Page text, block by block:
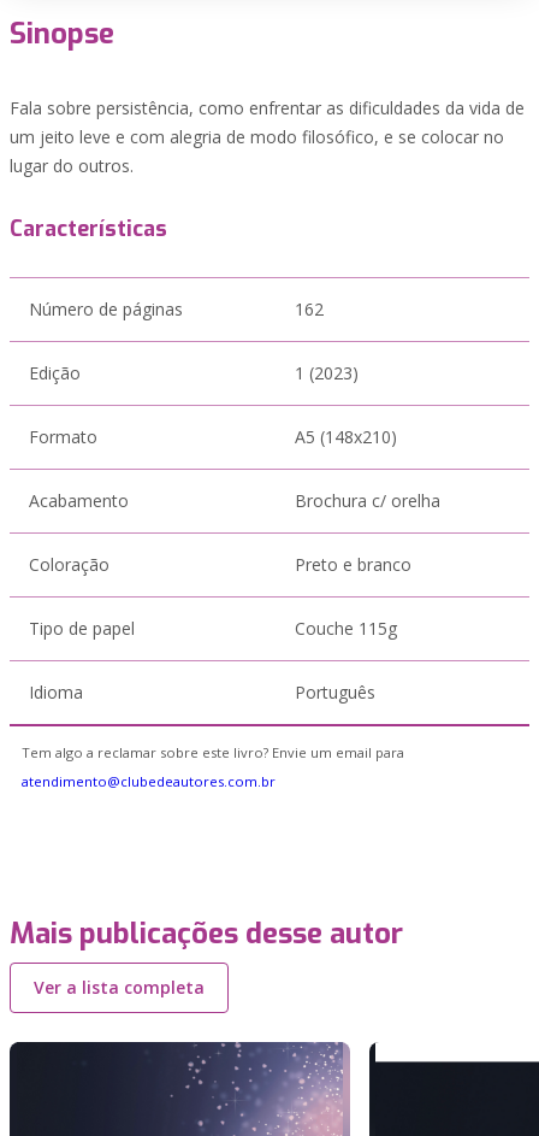
Sinopse
Fala sobre persistência, como enfrentar as dificuldades da vida de
um jeito leve e com alegria de modo filosófico, e se colocar no
lugar do outros.
Características
Número de páginas 162
Edição 1 (2023)
Formato A5 (148x210)
Acabamento Brochura c/ orelha
Coloração Preto e branco
Tipo de papel Couche 115g
Idioma Português
Tem algo a reclamar sobre este livro? Envie um email para
atendimento@clubedeautores.com.br
Mais publicações desse autor
Ver a lista completa